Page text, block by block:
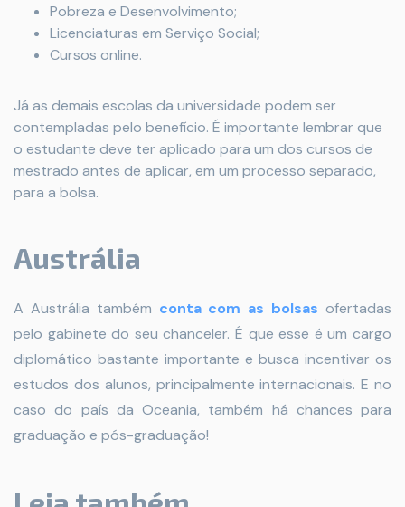
Pobreza e Desenvolvimento;
Licenciaturas em Serviço Social;
Cursos online.
Já as demais escolas da universidade podem ser
contempladas pelo benefício. É importante lembrar que
o estudante deve ter aplicado para um dos cursos de
mestrado antes de aplicar, em um processo separado,
para a bolsa.
Austrália
A Austrália também conta com as bolsas ofertadas
pelo gabinete do seu chanceler. É que esse é um cargo
diplomático bastante importante e busca incentivar os
estudos dos alunos, principalmente internacionais. E no
caso do país da Oceania, também há chances para
graduação e pós-graduação!